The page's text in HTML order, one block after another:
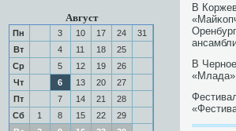
Август
Пн 3 10 17 24
31
Вт
4 11 18
25
Ср
5 12 19
26
Чт
6 13 20
27
Пт
7 14 21
28
Сб
1 8 15 22
29
В
В